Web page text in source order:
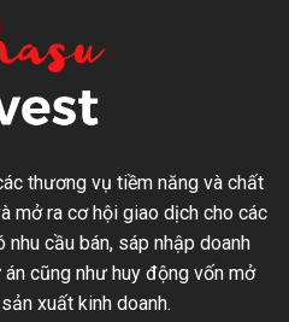
thương vụ tiềm năng và chất
mở ra cơ hội giao dịch cho các
cầu bán, sáp nhập doanh
cũng như huy động vốn mở
xuất kinh doanh.